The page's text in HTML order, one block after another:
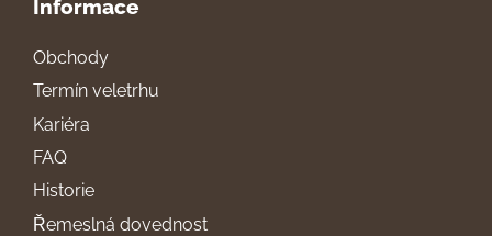
Informace
Obchody
Termín veletrhu
Kariéra
FAQ
Historie
Řemeslná dovednost